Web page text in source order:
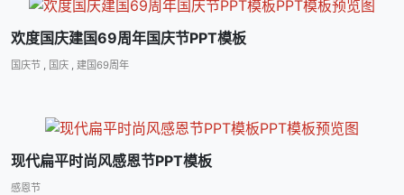
欢度国庆建国69周年国庆节PPT模板
国庆节 , 国庆 , 建国69周年
现代扁平时尚风感恩节PPT模板
感恩节